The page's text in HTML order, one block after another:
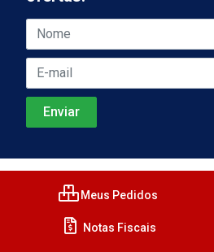
Meus Pedidos
Notas Fiscais